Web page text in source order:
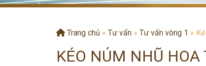
Trang chủ » Tư vấn » Tư vấn vòng 1 »
KÉO NÚM NHŨ HOA